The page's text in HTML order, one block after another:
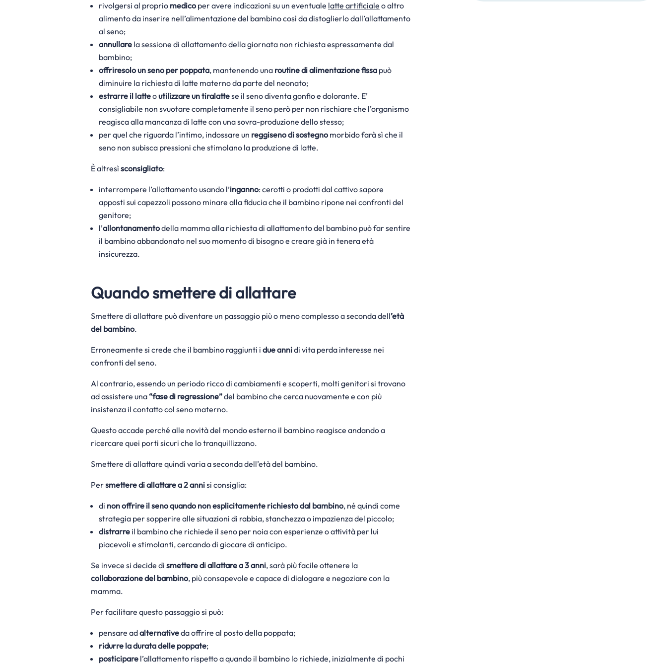
rivolgersi al proprio medico per avere indicazioni su un eventuale latte artificiale o altro
alimento da inserire nell’alimentazione del bambino così da distoglierlo dall’allattamento
al seno;
annullare la sessione di allattamento della giornata non richiesta espressamente dal
bambino;
offriresolo un seno per poppata, mantenendo una routine di alimentazione fissa può
diminuire la richiesta di latte materno da parte del neonato;
estrarre il latteoutilizzare un tiralattese il seno diventa gonfio e dolorante. E’
consigliabile non svuotare completamente il seno però per non rischiare che l’organismo
reagisca alla mancanza di latte con una sovra-produzione dello stesso;
per quel che riguarda l’intimo, indossare un reggiseno di sostegno morbido farà sì che il
seno non subisca pressioni che stimolano la produzione di latte.
È altresì sconsigliato:
interrompere l’allattamento usando l’inganno: cerotti o prodotti dal cattivo sapore
apposti sui capezzoli possono minare alla fiducia che il bambino ripone nei confronti del
genitore;
l’allontanamentodella mamma alla richiesta di allattamento del bambino può farsentire
il bambino abbandonato nel suo momento di bisogno e creare già in tenera età
insicurezza.
Quando smettere di allattare
Smettere di allattare può diventare un passaggio più o meno complesso a seconda dell’età
del bambino.
Erroneamente si crede che il bambino raggiunti i due annidi vita perda interesse nei
confronti del seno.
Al contrario, essendo un periodo ricco di cambiamenti e scoperti, molti genitori si trovano
ad assistere una“fase di regressione”del bambino che cerca nuovamente e con più
insistenza il contatto col seno materno.
Questo accade perché alle novità del mondo esterno il bambino reagisce andando a
ricercare quei porti sicuri che lo tranquillizzano.
Smettere di allattare quindi varia a seconda dell’età del bambino.
Persmettere di allattare a 2 annisi consiglia:
di non offrire il seno quando non esplicitamente richiesto dal bambino, né quindi come
strategia per sopperire alle situazioni di rabbia, stanchezza o impazienza del piccolo;
distrarre il bambino che richiede il seno per noia con esperienze o attività per lui
piacevoli e stimolanti, cercando di giocare di anticipo.
Se invece si decide di smettere di allattare a 3 anni, sarà più facile ottenere la
collaborazione del bambino, più consapevole e capace di dialogare e negoziare con la
mamma.
Per facilitare questo passaggio si può:
pensare adalternativeda offrire al posto della poppata;
ridurre la durata delle poppate;
posticipare l’allattamento rispetto a quando il bambino lo richiede, inizialmente di pochi